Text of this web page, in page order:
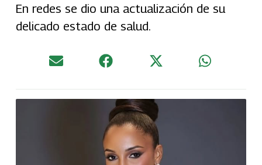
En redes se dio una actualización de su
delicado estado de salud.